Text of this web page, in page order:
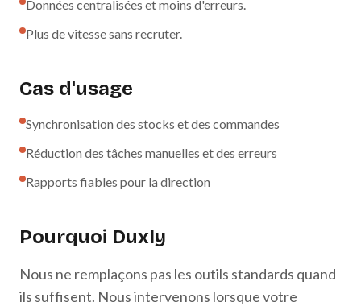
Données centralisées et moins d'erreurs.
Plus de vitesse sans recruter.
Cas d'usage
Synchronisation des stocks et des commandes
Réduction des tâches manuelles et des erreurs
Rapports fiables pour la direction
Pourquoi Duxly
Nous ne remplaçons pas les outils standards quand
ils suffisent. Nous intervenons lorsque votre